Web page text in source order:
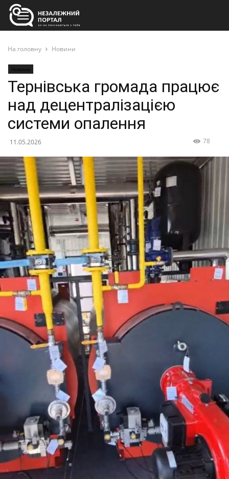
На головну Новини
Новини
Тернівська громада працює
над децентралізацією
системи опалення
11.05.2026 78